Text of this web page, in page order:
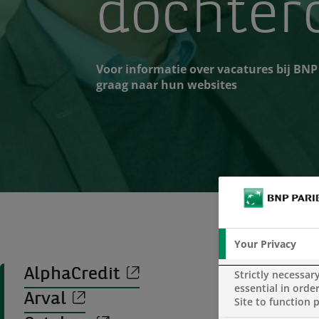
Voor informatie over vacatures bij
graag naar hun websites
AlphaCredit
Arval
Your Privacy
Strictly
essential in
Site to function